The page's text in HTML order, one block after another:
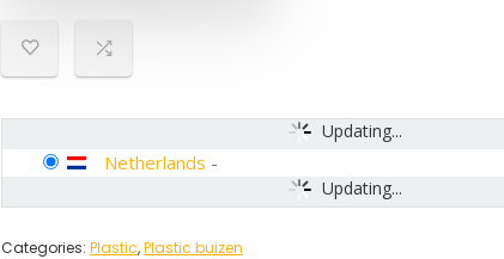
Updating...
Updating...
Netherlands -
Categories: Plastic,Plastic buizen